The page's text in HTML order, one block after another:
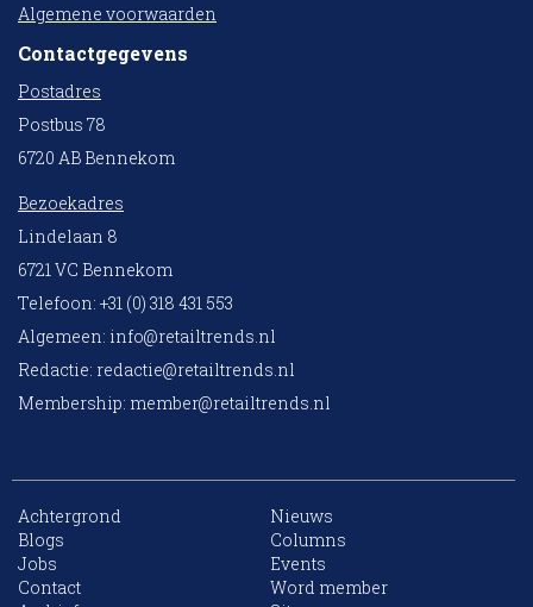
Algemene voorwaarden
Contactgegevens
Postadres
Postbus 78
6720 AB Bennekom
Bezoekadres
Lindelaan 8
6721 VC Bennekom
Telefoon: +31 (0) 318 431 553
Algemeen: info@retailtrends.nl
Redactie: redactie@retailtrends.nl
Membership: member@retailtrends.nl
Achtergrond
Nieuws
Blogs
Columns
Jobs
Events
Contact
Word member